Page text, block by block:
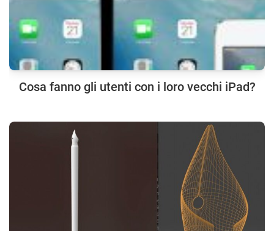
Cosa fanno gli utenti con i loro vecchi iPad?